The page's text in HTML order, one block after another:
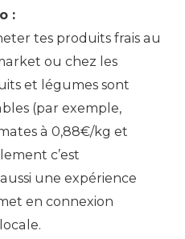
:
tes produits frais au
ou chez les
et légumes sont
(par exemple,
à 0,88€/kg et
c’est
une expérience
en connexion